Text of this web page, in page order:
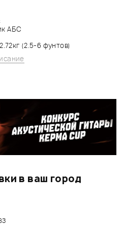
АБС
(2.5-6 фунтов)
в ваш город